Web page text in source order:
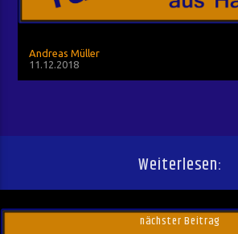
Andreas Müller
11.12.2018
Weiterlesen:
nächster Beitrag